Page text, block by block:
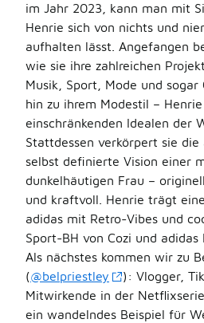
im Jahr 2023, kann man mit
Henrie sich von nichts und
aufhalten lässt. Angefangen
wie sie ihre zahlreichen
Musik, Sport, Mode und
hin zu ihrem Modestil –
einschränkenden Idealen der
Stattdessen verkörpert sie
selbst definierte Vision einer
dunkelhäutigen Frau –
und kraftvoll. Henrie trägt
adidas mit Retro-Vibes und
Sport-BH von Cozi und adidas
Als nächstes kommen wir zu
(@belpriestley
): Vlogger,
Mitwirkende in der
ein wandelndes Beispiel für